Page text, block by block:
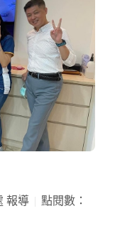
報導
點閱數：